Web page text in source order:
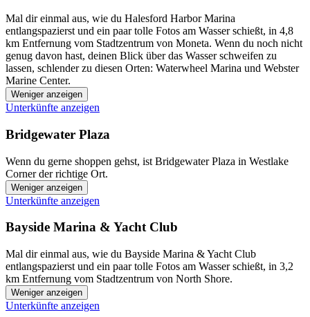
Mal dir einmal aus, wie du Halesford Harbor Marina
entlangspazierst und ein paar tolle Fotos am Wasser schießt, in 4,8
km Entfernung vom Stadtzentrum von Moneta. Wenn du noch nicht
genug davon hast, deinen Blick über das Wasser schweifen zu
lassen, schlender zu diesen Orten: Waterwheel Marina und Webster
Marine Center.
Weniger anzeigen
Unterkünfte anzeigen
Bridgewater Plaza
Wenn du gerne shoppen gehst, ist Bridgewater Plaza in Westlake
Corner der richtige Ort.
Weniger anzeigen
Unterkünfte anzeigen
Bayside Marina & Yacht Club
Mal dir einmal aus, wie du Bayside Marina & Yacht Club
entlangspazierst und ein paar tolle Fotos am Wasser schießt, in 3,2
km Entfernung vom Stadtzentrum von North Shore.
Weniger anzeigen
Unterkünfte anzeigen